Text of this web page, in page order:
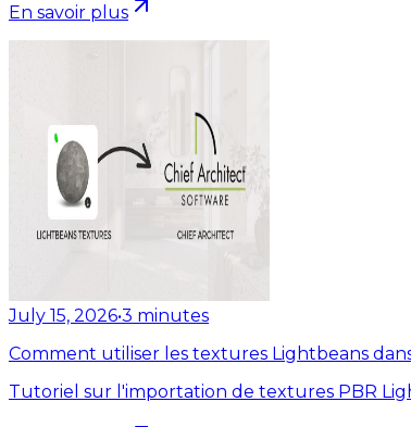
En savoir plus
July 15, 2026•3 minutes
Comment utiliser les textures Lightbeans
Tutoriel sur l'importation de textures PBR